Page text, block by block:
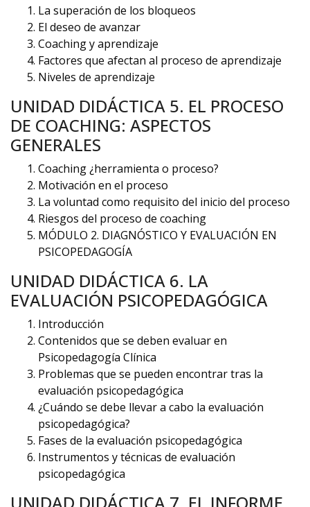
La superación de los bloqueos
El deseo de avanzar
Coaching y aprendizaje
Factores que afectan al proceso de aprendizaje
Niveles de aprendizaje
UNIDAD DIDÁCTICA 5. EL PROCESO
DE COACHING: ASPECTOS
GENERALES
Coaching ¿herramienta o proceso?
Motivación en el proceso
La voluntad como requisito del inicio del proceso
Riesgos del proceso de coaching
MÓDULO 2. DIAGNÓSTICO Y EVALUACIÓN EN
PSICOPEDAGOGÍA
UNIDAD DIDÁCTICA 6. LA
EVALUACIÓN PSICOPEDAGÓGICA
Introducción
Contenidos que se deben evaluar en
Psicopedagogía Clínica
Problemas que se pueden encontrar tras la
evaluación psicopedagógica
¿Cuándo se debe llevar a cabo la evaluación
psicopedagógica?
Fases de la evaluación psicopedagógica
Instrumentos y técnicas de evaluación
psicopedagógica